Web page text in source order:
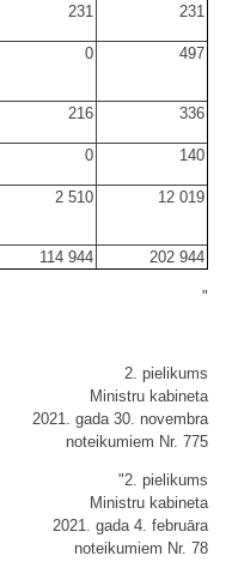
231 231
0 497
216 336
0 140
2 510 12 019
114 944 202 944
"
2. pielikums
Ministru kabineta
2021. gada 30. novembra
noteikumiem Nr. 775
"2. pielikums
Ministru kabineta
2021. gada 4. februāra
noteikumiem Nr. 78